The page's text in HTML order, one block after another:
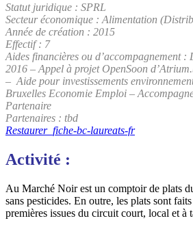
Statut juridique : SPRL
Secteur économique : Alimentation
Année de création : 2015
Effectif : 7
Aides financières ou d’accompagnement
2016 – Appel à projet OpenSoon
– Aide pour investissements
Bruxelles Economie Emploi –
Partenaire
Partenaires : tbd
Restaurer_fiche-bc-laureats-fr
Activité :
Au Marché Noir est un comptoir de plats
sans pesticides. En outre, les plats sont
premières issues du circuit court, local et à